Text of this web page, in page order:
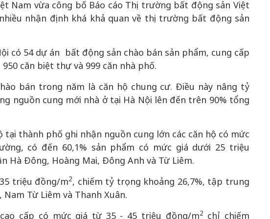
Nam vừa công bố Báo cáo Thị trường bất động sản Việt
nhận định khá khả quan về thị trường bất động sản
có 54 dự án bất động sản chào bán sản phẩm, cung cấp
căn biệt thự và 999 căn nhà phố.
bán trong năm là căn hộ chung cư. Điều này nâng tỷ
nguồn cung mới nhà ở tại Hà Nội lên đến trên 90% tổng
thành phố ghi nhận nguồn cung lớn các căn hộ có mức
có đến 60,1% sản phẩm có mức giá dưới 25 triệu
Hà Đông, Hoàng Mai, Đông Anh và Từ Liêm.
triệu đồng/m2, chiếm tỷ trọng khoảng 26,7%, tập trung
Từ Liêm và Thanh Xuân.
cấp có mức giá từ 35 - 45 triệu đồng/m2 chỉ chiếm
Việt Nam gia
UNESCO: Khơi
nội lực văn hóa,
| Kỳ 3: Hội nhập
tế bằng bản lĩnh
Nam
50 năm Việt Nam gia
nhập UNESCO: Khơi
nguồn nội lực văn hóa,
định hình vị thế kiến
hòa bình thể hiện trong
quyết định lịch sử
50 năm Việt
nhập
nguồn nội lực,
Chuyển hóa
thành động
triển